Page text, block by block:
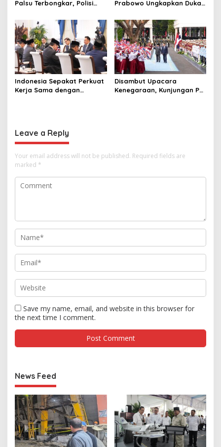
Palsu Terbongkar, Polisi
Perusahaan untuk Crypto
Prabowo Ungkapkan Duka
Selamat Ulang Tahun ke
Raja Thailand
Indonesia Sepakat Perkuat
Kerja Sama dengan
Disambut Upacara
Kenegaraan, Kunjungan PM
Leave a Reply
Your email address will not be published. Required fields are
marked *
Save my name, email, and website in this browser for
the next time I comment.
News Feed